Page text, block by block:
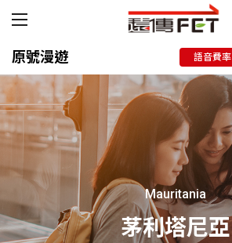
原號漫遊 語音費率
Mauritania
茅利塔尼亞